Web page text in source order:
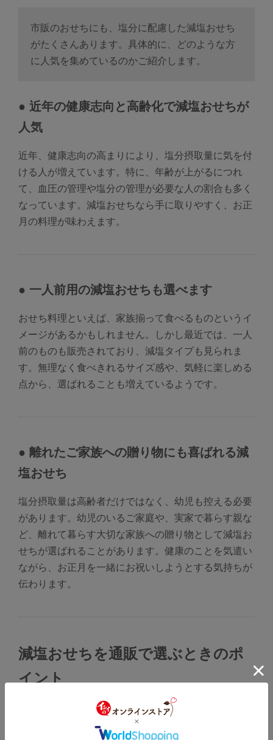
市販のおせちにも、塩分に配慮した減塩おせち
がたくさんあります。具体的に、どのような方
に人気を集めているのかご紹介します。
● 近年の健康志向と高齢化で減塩おせちが
人気
近年、健康志向の高まりにより、塩分摂取量に気を付
ける人が増えています。特に、年齢が上がるにつれ
て、血圧の管理や塩分の管理が必要な人の割合も多く
なっています。減塩おせちなら手に取りやすく、お正
月の料理が味わえます。
● 一人前用の減塩おせちも選べます
おせち料理といえば、家族揃って食べるものというイ
メージがあるかもしれません。しかし最近では、一人
前のものも販売されており、減塩タイプも見られま
す。無理なく食べきれるサイズ感や、気軽に楽しめる
点から、選ばれることも増えているようです。
● 離れたご家族への贈り物にも喜ばれる減
塩おせち
塩分摂取量は高齢者だけではなく、幼児も控える必要
があります。幼児のいるご家庭や、実家で暮らす親な
ど、離れて暮らす大切な家族への贈り物として減塩お
せちが選ばれることがあります。健康のことを気遣い
ながら、お正月を一緒にお祝いしようとする気持ちが
伝わります。
減塩おせちを通販で選ぶときのポ
イント